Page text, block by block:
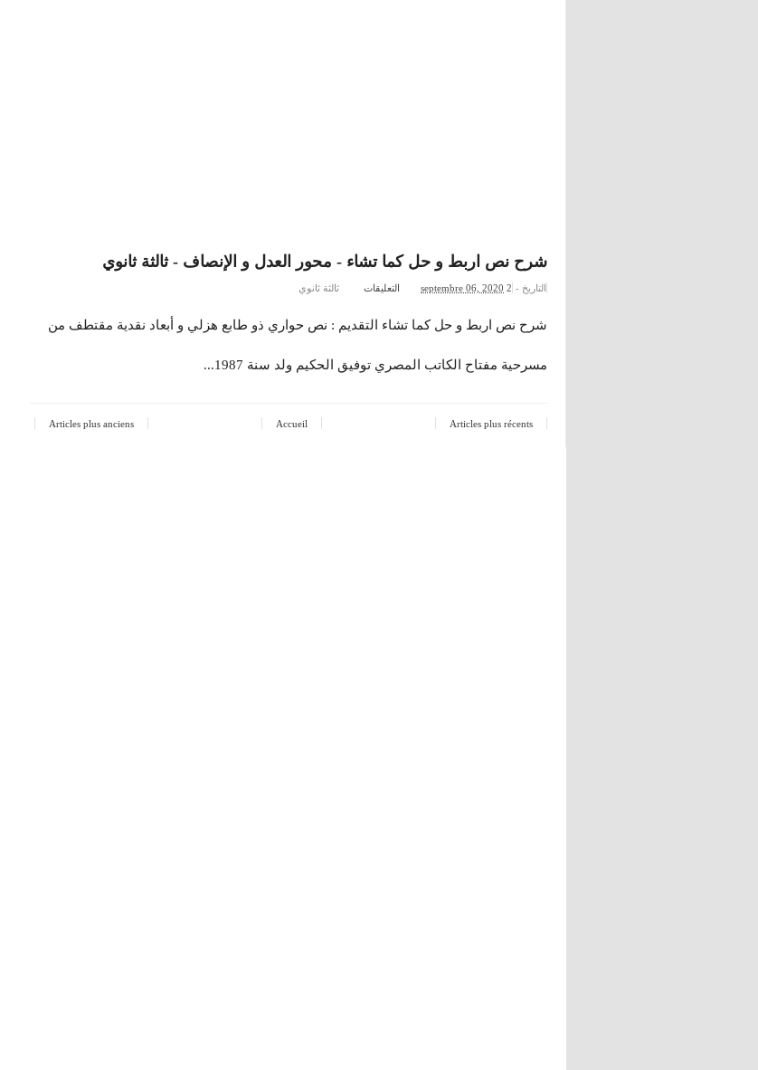
شرح نص اربط و حل كما تشاء - محور العدل و الإنصاف - ثالثة ثانوي
التاريخ - septembre 06, 2020 2 التعليقات ثالثة ثانوي
شرح نص اربط و حل كما تشاء التقديم : نص حواري ذو طابع هزلي و أبعاد نقدية مقتطف من
مسرحية مفتاح الكاتب المصري توفيق الحكيم ولد سنة 1987...
Articles plus récents
Articles plus anciens Accueil